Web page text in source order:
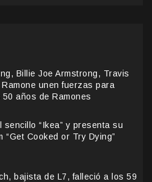
Billie Joe Armstrong, Travis
unen fuerzas para
años de Ramones
sencillo “Ikea” y presenta su
“Get Cooked or Try Dying”
bajista de L7, falleció a los 59